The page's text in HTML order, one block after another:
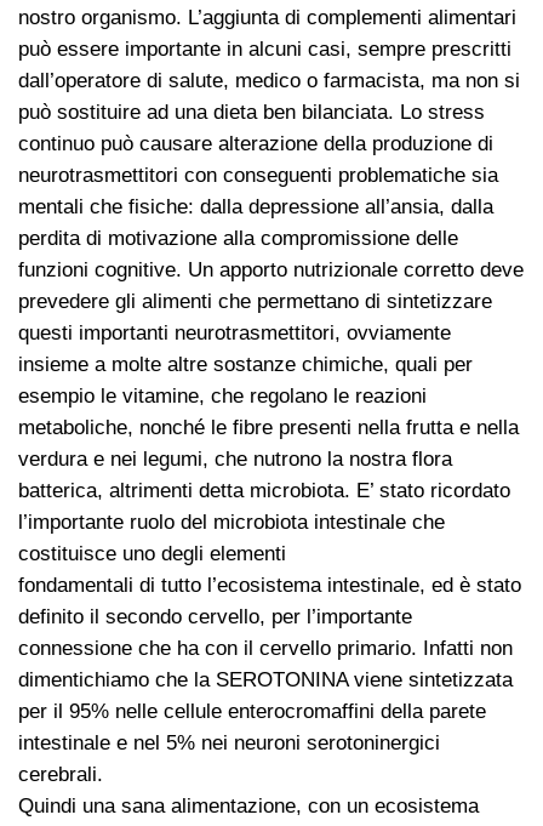
nostro organismo. L’aggiunta di complementi alimentari
può essere importante in alcuni casi, sempre prescritti
dall’operatore di salute, medico o farmacista, ma non si
può sostituire ad una dieta ben bilanciata. Lo stress
continuo può causare alterazione della produzione di
neurotrasmettitori con conseguenti problematiche sia
mentali che fisiche: dalla depressione all’ansia, dalla
perdita di motivazione alla compromissione delle
funzioni cognitive. Un apporto nutrizionale corretto deve
prevedere gli alimenti che permettano di sintetizzare
questi importanti neurotrasmettitori, ovviamente
insieme a molte altre sostanze chimiche, quali per
esempio le vitamine, che regolano le reazioni
metaboliche, nonché le fibre presenti nella frutta e nella
verdura e nei legumi, che nutrono la nostra flora
batterica, altrimenti detta microbiota. E’ stato ricordato
l’importante ruolo del microbiota intestinale che
costituisce uno degli elementi
fondamentali di tutto l’ecosistema intestinale, ed è stato
definito il secondo cervello, per l’importante
connessione che ha con il cervello primario. Infatti non
dimentichiamo che la SEROTONINA viene sintetizzata
per il 95% nelle cellule enterocromaffini della parete
intestinale e nel 5% nei neuroni serotoninergici
cerebrali.
Quindi una sana alimentazione, con un ecosistema